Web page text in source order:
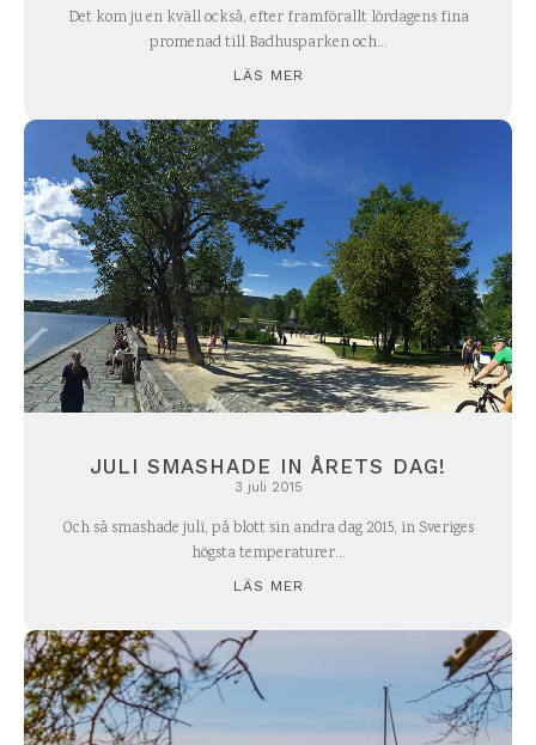
Det kom ju en kväll också, efter framförallt lördagens fina
promenad till Badhusparken och...
LÄS MER
JULI SMASHADE IN ÅRETS DAG!
3 juli 2015
Och så smashade juli, på blott sin andra dag 2015, in Sveriges
högsta temperaturer...
LÄS MER